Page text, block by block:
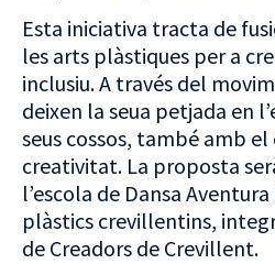
Esta iniciativa tracta de
les arts plàstiques per a
inclusiu. A través del
deixen la seua petjada en
seus cossos, també amb
creativitat. La proposta
l’escola de Dansa
plàstics crevillentins,
de Creadors de Crevillent.